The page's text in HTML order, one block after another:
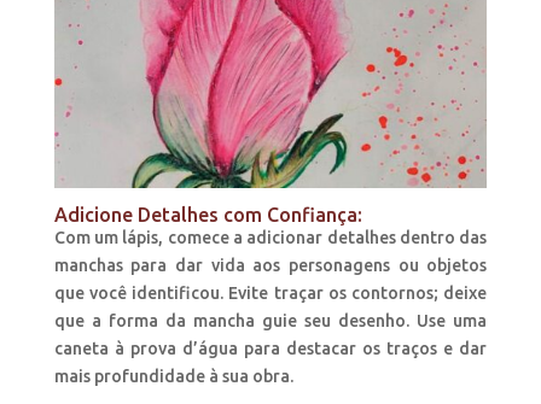
Adicione Detalhes com Confiança:
Com um lápis, comece a adicionar detalhes dentro das
manchas para dar vida aos personagens ou objetos
que você identificou. Evite traçar os contornos; deixe
que a forma da mancha guie seu desenho. Use uma
caneta à prova d’água para destacar os traços e dar
mais profundidade à sua obra.